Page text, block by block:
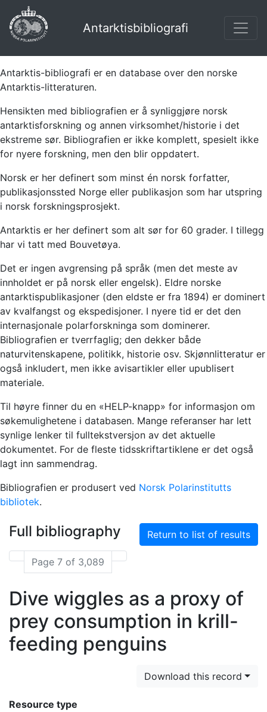
Antarktisbibliografi
Antarktis-bibliografi er en database over den norske
Antarktis-litteraturen.
Hensikten med bibliografien er å synliggjøre norsk
antarktisforskning og annen virksomhet/historie i det
ekstreme sør. Bibliografien er ikke komplett, spesielt ikke
for nyere forskning, men den blir oppdatert.
Norsk er her definert som minst én norsk forfatter,
publikasjonssted Norge eller publikasjon som har utspring
i norsk forskningsprosjekt.
Antarktis er her definert som alt sør for 60 grader. I tillegg
har vi tatt med Bouvetøya.
Det er ingen avgrensing på språk (men det meste av
innholdet er på norsk eller engelsk). Eldre norske
antarktispublikasjoner (den eldste er fra 1894) er dominert
av kvalfangst og ekspedisjoner. I nyere tid er det den
internasjonale polarforskninga som dominerer.
Bibliografien er tverrfaglig; den dekker både
naturvitenskapene, politikk, historie osv. Skjønnlitteratur er
også inkludert, men ikke avisartikler eller upublisert
materiale.
Til høyre finner du en «HELP-knapp» for informasjon om
søkemulighetene i databasen. Mange referanser har lett
synlige lenker til fulltekstversjon av det aktuelle
dokumentet. For de fleste tidsskriftartiklene er det også
lagt inn sammendrag.
Bibliografien er produsert ved Norsk Polarinstitutts
bibliotek.
Full bibliography Return to list of results
Page 7 of 3,089
Dive wiggles as a proxy of
prey consumption in krill-
feeding penguins
Download this record
Resource type